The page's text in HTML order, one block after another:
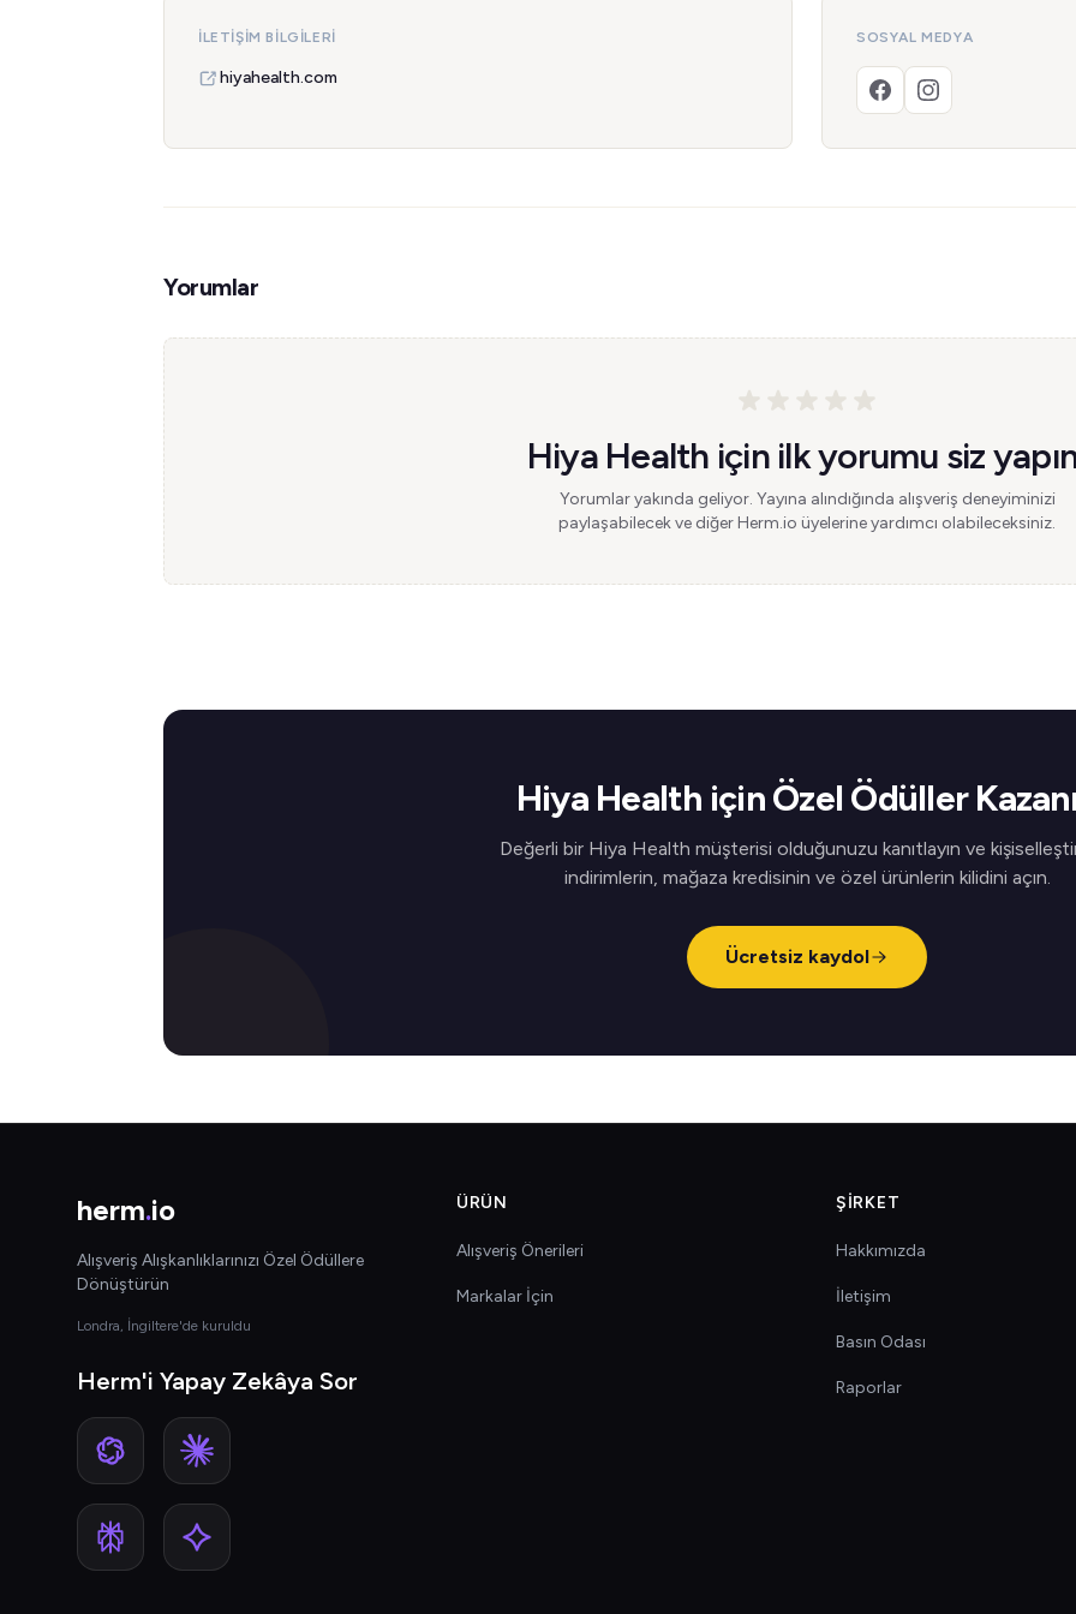
İLETIŞIM BILGILERI
hiyahealth.com
SOSYAL MEDYA
Yorumlar
Hiya Health için ilk yorumu siz
Yorumlar yakında geliyor. Yayına alındığında alışveriş deneyiminizi
paylaşabilecek ve diğer Herm.io üyelerine yardımcı olabileceksiniz.
Hiya Health için Özel Ödüller
Değerli bir Hiya Health müşterisi olduğunuzu kanıtlayın ve
indirimlerin, mağaza kredisinin ve özel ürünlerin kilidini açın.
Ücretsiz kaydol
herm.io
Alışveriş Alışkanlıklarınızı Özel Ödüllere
Dönüştürün
Londra, İngiltere'de kuruldu
Herm'i Yapay Zekâya Sor
ÜRÜN
Alışveriş Önerileri
Markalar İçin
ŞIRKET
Hakkımızda
İletişim
Basın Odası
Raporlar